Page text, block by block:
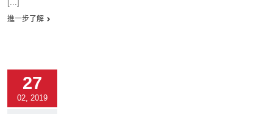
[...]
進一步了解
27
02, 2019